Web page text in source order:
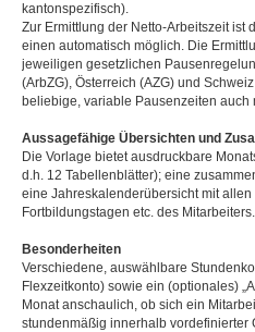
kantonspezifisch).
Zur Ermittlung der Netto-Arbeitszeit ist
einen automatisch möglich. Die
jeweiligen gesetzlichen
(ArbZG), Österreich (AZG) und
beliebige, variable Pausenzeiten
Aussagefähige Übersichten und
Die Vorlage bietet ausdruckbare
d.h. 12 Tabellenblätter); eine
eine Jahreskalenderübersicht mit
Fortbildungstagen etc. des Mitarbeiters.
Besonderheiten
Verschiedene, auswählbare
Flexzeitkonto) sowie ein (optionales)
Monat anschaulich, ob sich ein
stundenmäßig innerhalb vordefinierter